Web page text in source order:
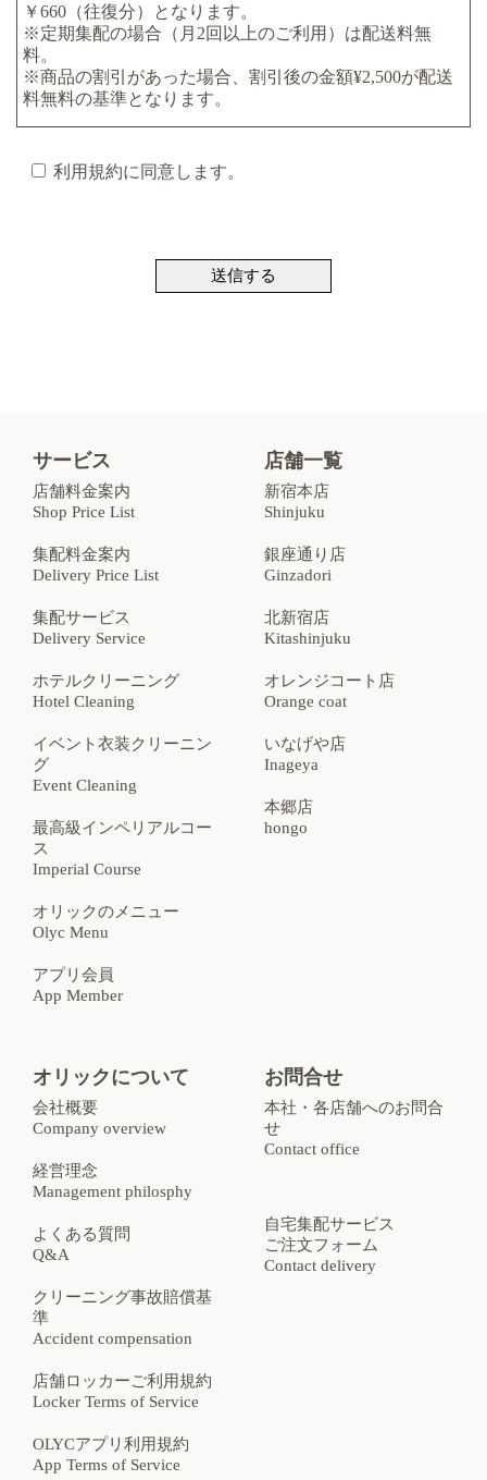
￥660（往復分）となります。
※定期集配の場合（月2回以上のご利用）は配送料無
料。
※商品の割引があった場合、割引後の金額¥2,500が配送
料無料の基準となります。
区、渋谷区、世田谷区、目黒区、港区、品川区、中央
区、千代田区、文京区となります。エリア外につきまし
その他、交通事情等により集荷不可の場合や別途料金を
頂く場合がございます。あらかじめご了承ください。
●当社の責に帰する事由による品物の毀損、破損などに
つきましては、クリーニング賠償基準に基づいて保証い
たします。
●当社の責めに帰さない事由による品物の毀損、破損、
劣化等について一切の責任を負いません。
●元々のキズ・破れ等は洗濯によって多少広がる可能性
がございます。
●お仕上がり後の包装・ビニール類は保管用の物ではご
ざいません。お早目に包装から取り出し、お品物をご確
●クリーニングが完了したお品物をお客様へお渡し後、6
ヵ月以上が経過した場合につきましてはクリーニング賠
償に基づいて賠償額のお支払いを免れます。
●お客様からお伺いする個人情報は商品のお届け、ご連
絡、再注文時での活用、サービス情報のご案内およびサ
ービス改善のための調査のため保管し、これ以外の目的
で使用することはございません。
●記載している価格、内容等は予告なく変更させて頂く
場合がございます。あらかじめご了承ください。
利用規約に同意します。
サービス
店舗料金案内
Shop Price List
集配料金案内
Delivery Price List
集配サービス
Delivery Service
ホテルクリーニング
Hotel Cleaning
イベント衣装クリーニン
グ
Event Cleaning
最高級インペリアルコー
ス
Imperial Course
オリックのメニュー
Olyc Menu
アプリ会員
App Member
店舗一覧
新宿本店
Shinjuku
銀座通り店
Ginzadori
北新宿店
Kitashinjuku
オレンジコート店
Orange coat
いなげや店
Inageya
本郷店
hongo
オリックについて
会社概要
Company overview
経営理念
Management philosphy
よくある質問
Q&A
クリーニング事故賠償基
準
Accident compensation
店舗ロッカーご利用規約
Locker Terms of Service
OLYCアプリ利用規約
App Terms of Service
お問合せ
本社・各店舗へのお問合
せ
Contact office
自宅集配サービス
ご注文フォーム
Contact delivery